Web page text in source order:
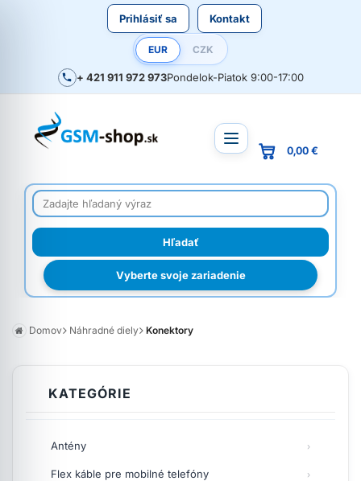
Prihlásiť sa Kontakt
EUR CZK
+ 421 911 972 973Pondelok-Piatok 9:00-17:00
Vyberte svoje zariadenie
0,00 €
Domov Náhradné diely Konektory
KATEGÓRIE
Antény
Flex káble pre mobilné telefóny